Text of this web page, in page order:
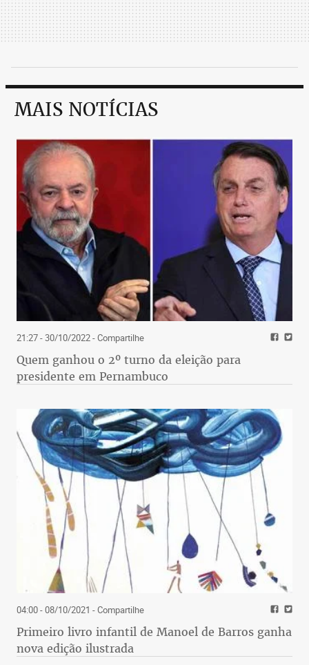
MAIS NOTÍCIAS
21:27 - 30/10/2022- Compartilhe
Quem ganhou o 2º turno da eleição para
presidente em Pernambuco
04:00 - 08/10/2021 - Compartilhe
Primeiro livro infantil de Manoel de Barros ganha
nova edição ilustrada